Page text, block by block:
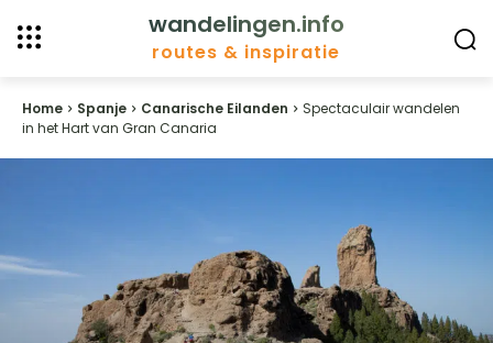
wandelingen.info
routes & inspiratie
Home Spanje Canarische Eilanden
Spectaculair wandelen
in het Hart van Gran Canaria